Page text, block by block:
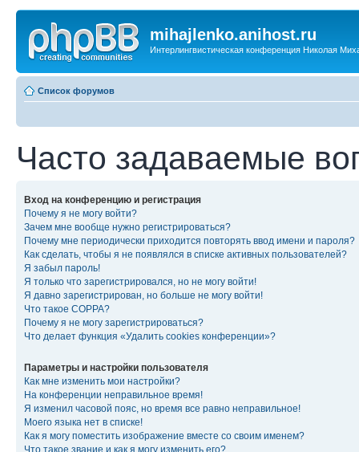
mihajlenko.anihost.ru
Интерлингвистическая конференция Николая
Список форумов
Часто задаваемые
Вход на конференцию и регистрация
Почему я не могу войти?
Зачем мне вообще нужно регистрироваться?
Почему мне периодически приходится повторять ввод имени и пароля?
Как сделать, чтобы я не появлялся в списке активных пользователей?
Я забыл пароль!
Я только что зарегистрировался, но не могу войти!
Я давно зарегистрирован, но больше не могу войти!
Что такое COPPA?
Почему я не могу зарегистрироваться?
Что делает функция «Удалить cookies конференции»?
Параметры и настройки пользователя
Как мне изменить мои настройки?
На конференции неправильное время!
Я изменил часовой пояс, но время все равно неправильное!
Моего языка нет в списке!
Как я могу поместить изображение вместе со своим именем?
Что такое звание и как я могу изменить его?